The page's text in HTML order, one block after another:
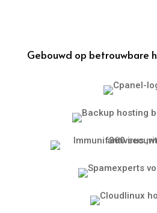
Gebouwd op betrouwbare